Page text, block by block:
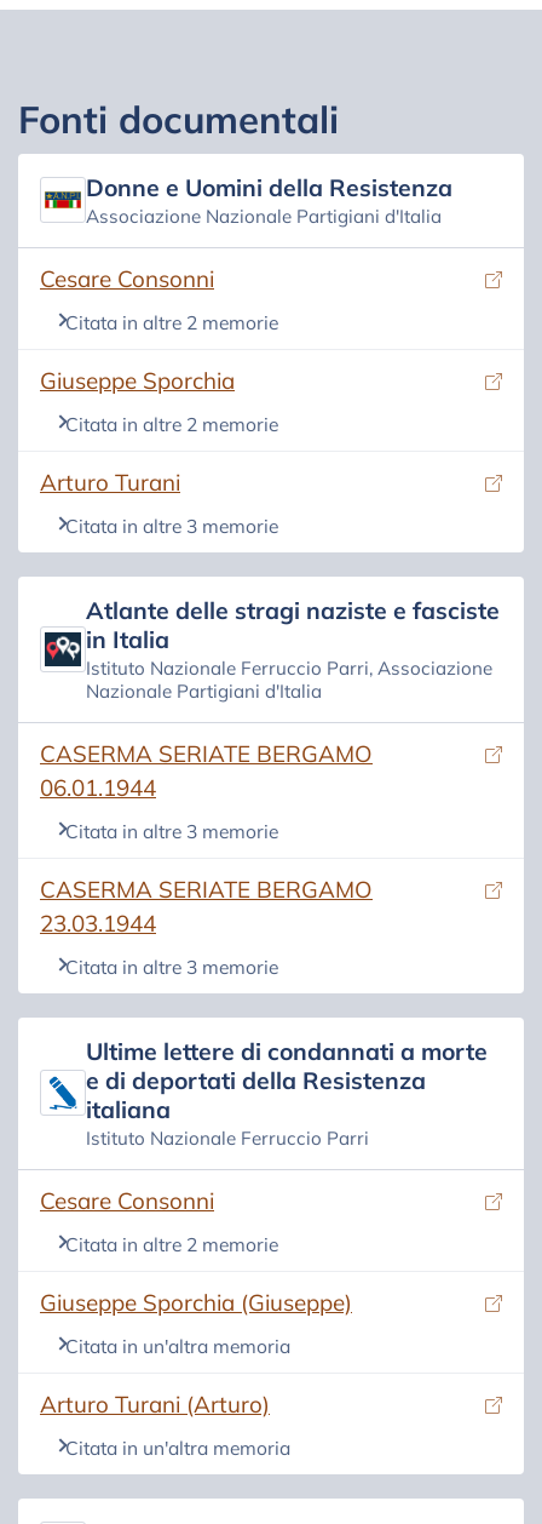
Fonti documentali
Donne e Uomini della Resistenza
Associazione Nazionale Partigiani d'Italia
Cesare Consonni
(si apre in una nuova scheda)
Citata in altre 2 memorie
Giuseppe Sporchia
(si apre in una nuova scheda)
Citata in altre 2 memorie
Arturo Turani
(si apre in una nuova scheda)
Citata in altre 3 memorie
Atlante delle stragi naziste e fasciste
in Italia
Istituto Nazionale Ferruccio Parri, Associazione
Nazionale Partigiani d'Italia
CASERMA SERIATE BERGAMO
06.01.1944
(si apre in una nuova scheda)
Citata in altre 3 memorie
CASERMA SERIATE BERGAMO
23.03.1944
(si apre in una nuova scheda)
Citata in altre 3 memorie
Ultime lettere di condannati a morte
e di deportati della Resistenza
italiana
Istituto Nazionale Ferruccio Parri
Cesare Consonni
(si apre in una nuova scheda)
Citata in altre 2 memorie
Giuseppe Sporchia (Giuseppe)
(si apre in una nuova scheda)
Citata in un'altra memoria
Arturo Turani (Arturo)
(si apre in una nuova scheda)
Citata in un'altra memoria